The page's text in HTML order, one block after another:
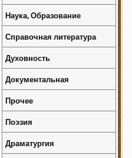
Наука, Образование
Справочная литература
Духовность
Документальная
Прочее
Поэзия
Драматургия